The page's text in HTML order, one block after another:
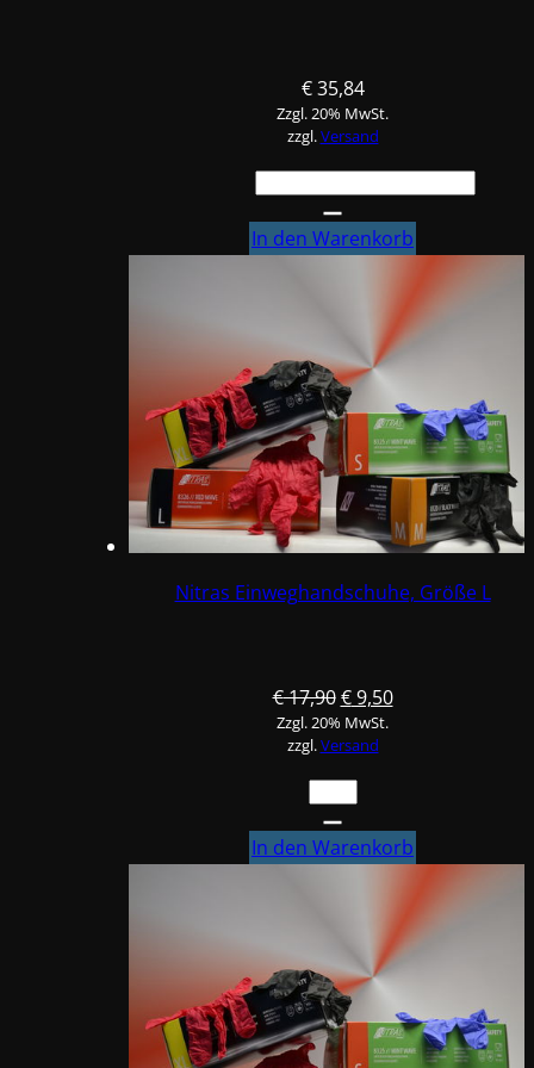
€35,84
Zzgl. 20% MwSt.
zzgl.Versand
FINIXA
Entfetter
auf
In den Warenkorb
Nitras Einweghandschuhe, Größe L
€17,90 Ursprünglicher
Preis
war:
€ 17,90
€9,50Aktueller
Zzgl. 20% MwSt.
zzgl.Versand
Nitras
Einweghandschuhe,
Größe
In den Warenkorb